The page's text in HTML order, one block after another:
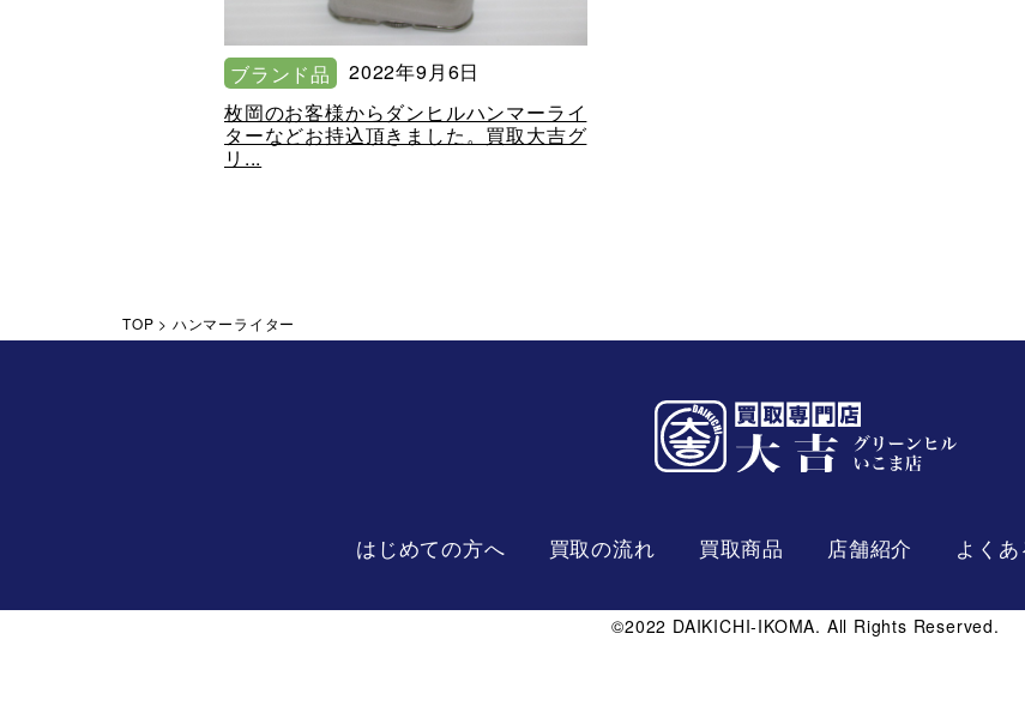
ブランド品
2022年9月6日
枚岡のお客様からダンヒルハンマーライ
ターなどお持込頂きました。買取大吉グ
リ...
TOP > ハンマーライター
はじめての方へ 買取の流れ 買取商品 店舗紹介 よく
©2022 DAIKICHI-IKOMA. All Rights Reserved.